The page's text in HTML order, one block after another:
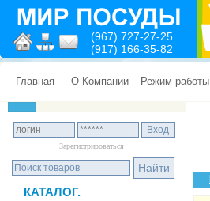
(967) 727-27-25
(917) 166-35-82
Главная О Компании Режим работы
Зарегистрироваться
КАТАЛОГ.